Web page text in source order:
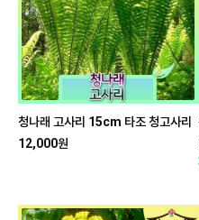
청나래 고사리 15cm 타조 청고사리
12,000원